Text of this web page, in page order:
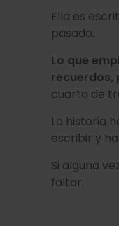
Ella es
pasado.
Lo que
recuerdos,
cuarto de
La historia
escribir y
Si alguna
faltar.